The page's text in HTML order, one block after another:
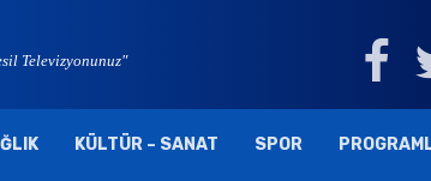
Televizyonunuz"
KÜLTÜR – SANAT SPOR